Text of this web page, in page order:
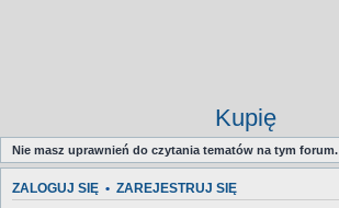
Kupię
Nie masz uprawnień do czytania tematów na tym forum.
ZALOGUJ SIĘ • ZAREJESTRUJ SIĘ